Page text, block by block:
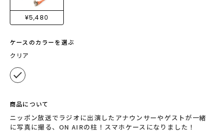
¥5,480
ケースのカラーを選ぶ
クリア
商品について
ニッポン放送でラジオに出演したアナウンサーやゲストが一緒
に写真に撮る、ON AIRの柱！スマホケースになりました！